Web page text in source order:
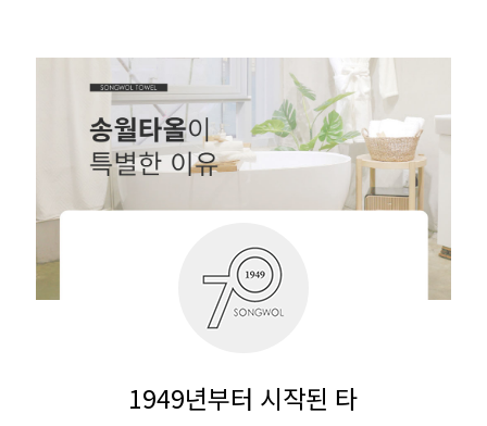
1949년부터 시작된 타